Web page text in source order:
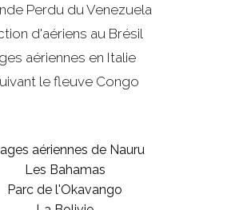
Perdu du Venezuela
d'aériens au Brésil
aériennes en Italie
le fleuve Congo
aériennes de Nauru
Les Bahamas
Parc de l'Okavango